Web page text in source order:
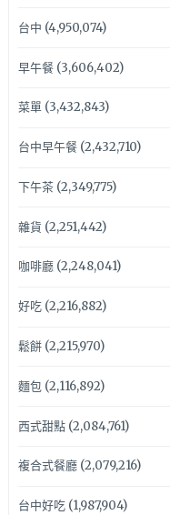
台中 (4,950,074)
早午餐(3,606,402)
菜單(3,432,843)
台中早午餐(2,432,710)
下午茶(2,349,775)
雜貨 (2,251,442)
咖啡廳(2,248,041)
好吃(2,216,882)
鬆餅(2,215,970)
麵包(2,116,892)
西式甜點(2,084,761)
複合式餐廳(2,079,216)
台中好吃(1,987,904)